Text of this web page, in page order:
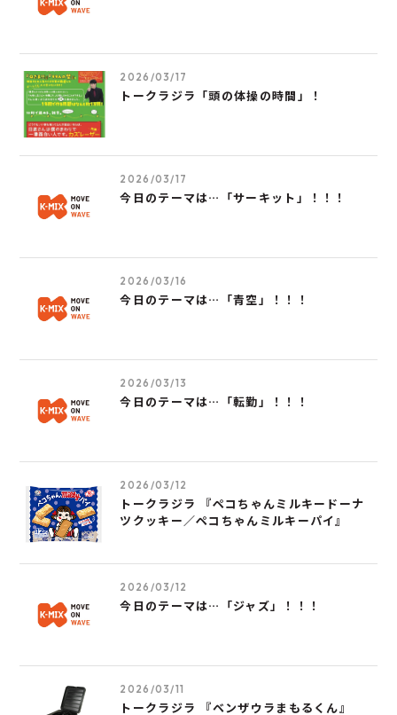
2026/03/17
トークラジラ「頭の体操の時間」！
2026/03/17
今日のテーマは…「サーキット」！！！
2026/03/16
今日のテーマは…「青空」！！！
2026/03/13
今日のテーマは…「転勤」！！！
2026/03/12
トークラジラ 『ペコちゃんミルキードーナ
ツクッキー／ペコちゃんミルキーパイ』
2026/03/12
今日のテーマは…「ジャズ」！！！
2026/03/11
トークラジラ 『ベンザウラまもるくん』